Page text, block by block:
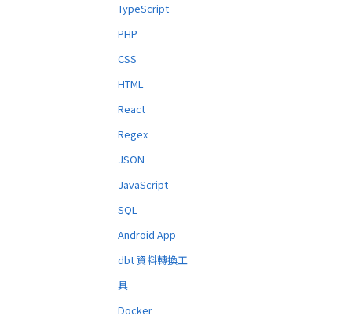
TypeScript
PHP
CSS
HTML
React
Regex
JSON
JavaScript
SQL
Android App
dbt 資料轉換工
具
Docker